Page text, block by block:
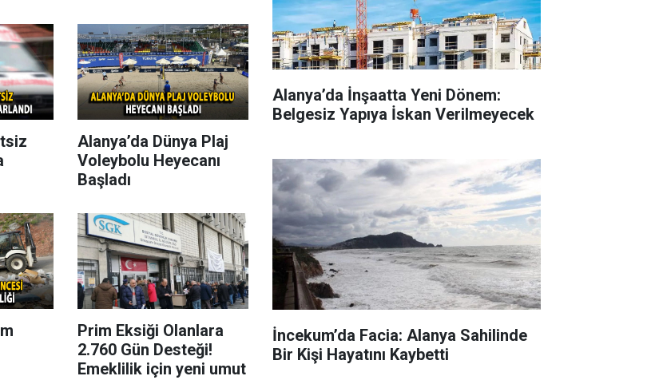
Alanya’da Dünya Plaj
Voleybolu Heyecanı
Başladı
Prim Eksiği Olanlara
2.760 Gün Desteği!
Emeklilik için yeni umut
Alanya’da İnşaatta Yeni Dönem:
Belgesiz Yapıya İskan Verilmeyecek
İncekum’da Facia: Alanya Sahilinde
Bir Kişi Hayatını Kaybetti